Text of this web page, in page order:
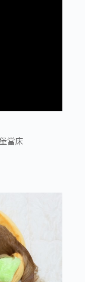
當床